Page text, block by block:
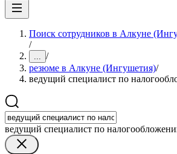
Поиск сотрудников в Алкуне
/
... /
резюме в Алкуне (Ингушетия)/
ведущий специалист по
ведущий специалист по